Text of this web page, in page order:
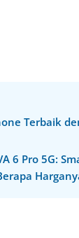
Terbaik
6 Pro 5G: